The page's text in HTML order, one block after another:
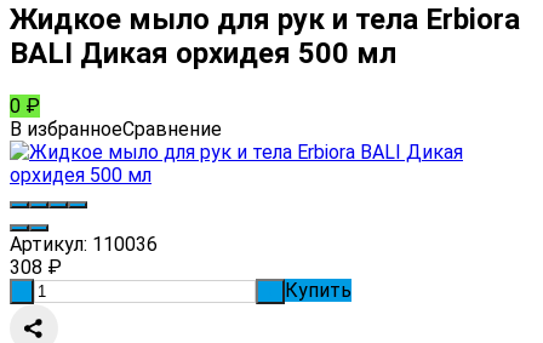
Жидкое мыло для рук и тела Erbiora
BALI Дикая орхидея 500 мл
0 ₽
В избранноеСравнение
Артикул: 110036
308 ₽
Купить